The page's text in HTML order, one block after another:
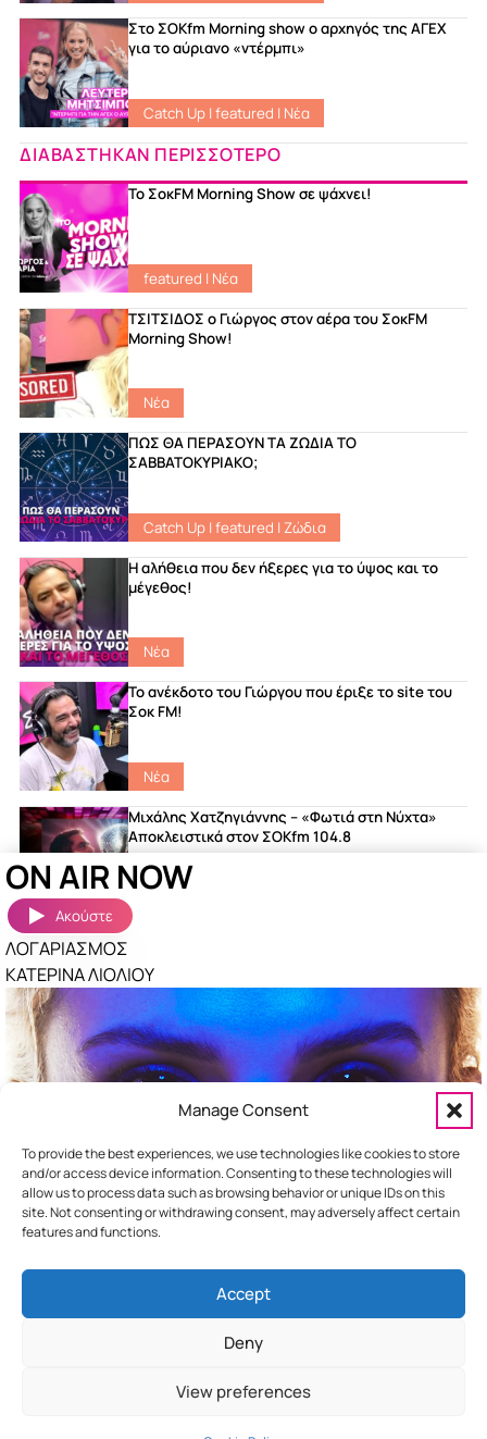
Manage Consent
To provide the best experiences, we use technologies like cookies to store
and/or access device information. Consenting to these technologies will
allow us to process data such as browsing behavior or unique IDs on this
site. Not consenting or withdrawing consent, may adversely affect certain
features and functions.
Accept
Deny
View preferences
Στο ΣΟKfm Morning show ο αρχηγός της ΑΓΕΧ
για το αύριανο «ντέρμπι»
Catch Up|featured | Νέα
ΔΙΑΒΑΣΤΗΚΑΝ ΠΕΡΙΣΣΟΤΕΡΟ
Το ΣοκFM Morning Show σε ψάχνει!
featured | Νέα
ΤΣΙΤΣΙΔΟΣ ο Γιώργος στον αέρα του ΣοκFM
Morning Show!
Νέα
ΠΩΣ ΘΑ ΠΕΡΑΣΟΥΝ ΤΑ ΖΩΔΙΑ ΤΟ
ΣΑΒΒΑΤΟΚΥΡΙΑΚΟ;
Catch Up|featured | Ζώδια
Η αλήθεια που δεν ήξερες για το ύψος και το
μέγεθος!
Νέα
Το ανέκδοτο του Γιώργου που έριξε το site του
Σοκ FM!
Νέα
Μιχάλης Χατζηγιάννης – «Φωτιά στη Νύχτα»
Αποκλειστικά στον ΣΟΚfm 104.8
Ακούστηκαν πριν λίγο
ΕΠΙΠΤΩΣΕΙΣ
ΓΙΩΡΓΟΣ ΜΑΖΩΝΑΚΗΣ
ΤΕΛΕΙΑ
ΠΕΤΡΟΣ ΙΑΚΩΒΙΔΗΣ
ΕΠΙΚΟΙΝΩΝΙΑ
ON AIR NOW
Ακούστε
ΛΟΓΑΡΙΑΣΜΟΣ
ΚΑΤΕΡΙΝΑ ΛΙΟΛΙΟΥ